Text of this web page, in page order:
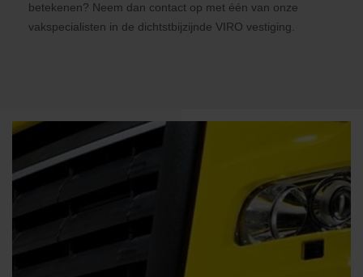
betekenen? Neem dan contact op met één van onze
vakspecialisten in de dichtstbijzijnde VIRO vestiging.